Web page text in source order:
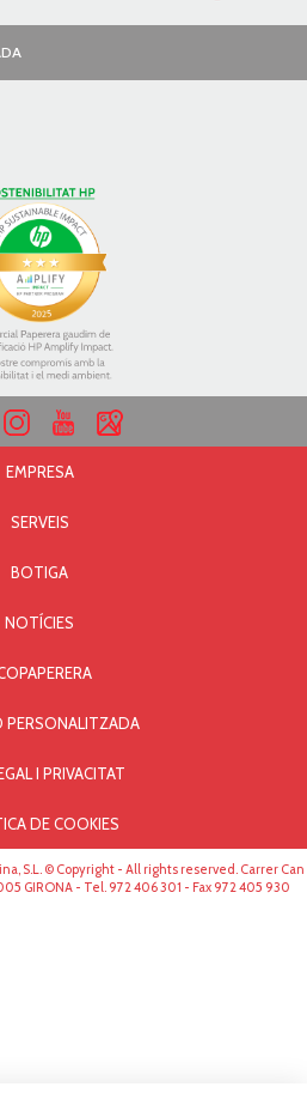
EMPRESA
SERVEIS
BOTIGA
NOTÍCIES
PERSONALITZADA
I PRIVACITAT
DE COOKIES
S.L. © Copyright - All rights reserved. Carrer Can
GIRONA - Tel. 972 406 301 - Fax 972 405 930